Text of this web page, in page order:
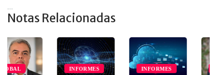
Notas Relacionadas
INFORMES INFORMES ENTREVISTA